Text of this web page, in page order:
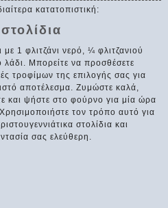
κατατοπιστική:
1 φλιτζάνι νερό, ¼ φλιτζανιού
λάδι. Μπορείτε να προσθέσετε
τροφίμων της επιλογής σας για
αποτέλεσμα. Ζυμώστε καλά,
και ψήστε στο φούρνο για μία ώρα
τον τρόπο αυτό για
στολίδια και
σας ελεύθερη.